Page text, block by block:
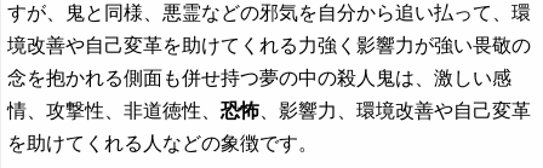
すが、鬼と同様、悪霊などの邪気を自分から追い払って、環
境改善や自己変革を助けてくれる力強く影響力が強い畏敬の
念を抱かれる側面も併せ持つ夢の中の殺人鬼は、激しい感
情、攻撃性、非道徳性、恐怖 、影響力、環境改善や自己変革
を助けてくれる人などの象徴です。